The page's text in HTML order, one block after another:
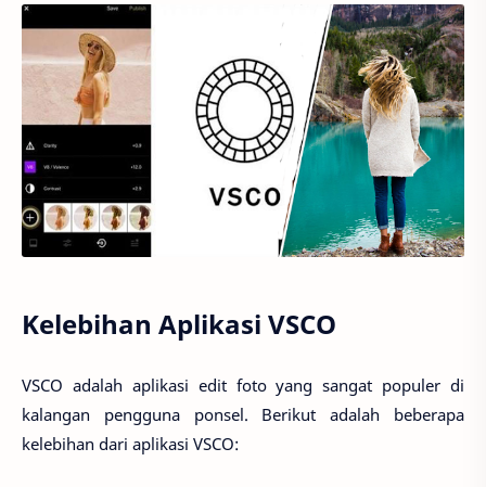
Kelebihan Aplikasi VSCO
VSCO adalah aplikasi edit foto yang sangat populer di
kalangan pengguna ponsel. Berikut adalah beberapa
kelebihan dari aplikasi VSCO: